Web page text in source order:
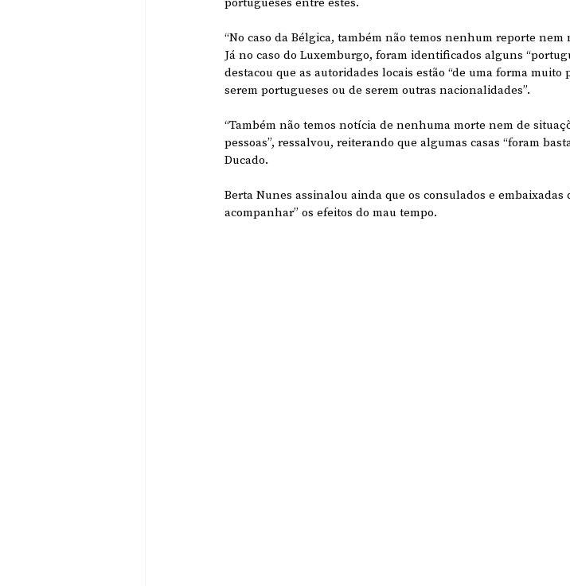
“No caso da Bélgica, também não temos nenhum reporte
Já no caso do Luxemburgo, foram identificados alguns
destacou que as autoridades locais estão “de uma forma
serem portugueses ou de serem outras nacionalidades”.
“Também não temos notícia de nenhuma morte nem de
pessoas”, ressalvou, reiterando que algumas casas “foram
Ducado.
Berta Nunes assinalou ainda que os consulados e
acompanhar” os efeitos do mau tempo.